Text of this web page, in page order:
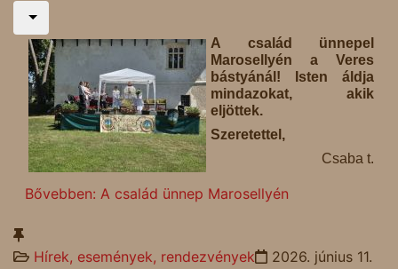
A család ünnepel
Marosellyén a Veres
bástyánál! Isten áldja
mindazokat, akik
eljöttek.
Szeretettel,
Csaba t.
Bővebben: A család ünnep Marosellyén
Hírek, események, rendezvények
2026. június 11.